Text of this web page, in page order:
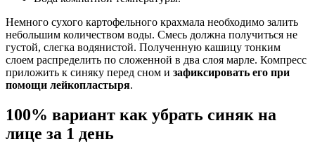
Немного сухого картофельного крахмала необходимо залить
небольшим количеством воды. Смесь должна получиться не
густой, слегка водянистой. Полученную кашицу тонким
слоем распределить по сложенной в два слоя марле. Компресс
приложить к синяку перед сном и зафиксировать его при
помощи лейкопластыря.
100% вариант как убрать синяк на
лице за 1 день